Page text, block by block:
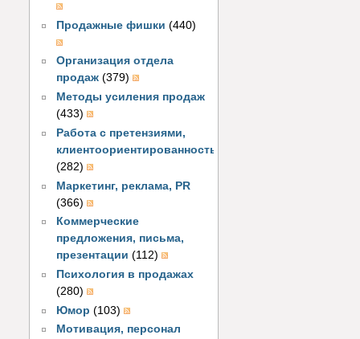
Продажные фишки (440)
Организация отдела
продаж (379)
Методы усиления продаж
(433)
Работа с претензиями,
клиентоориентированность
(282)
Маркетинг, реклама, PR
(366)
Коммерческие
предложения, письма,
презентации (112)
Психология в продажах
(280)
Юмор (103)
Мотивация, персонал